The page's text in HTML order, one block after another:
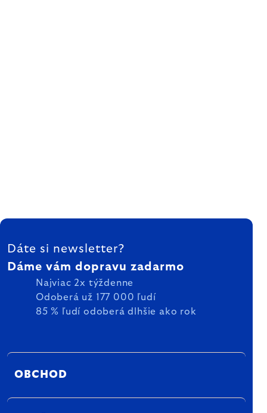
ZÁPÄTIE
Dáte si newsletter?
Dáme vám dopravu zadarmo
Najviac 2x týždenne
Odoberá už 177 000 ľudí
85 % ľudí odoberá dlhšie ako rok
OBCHOD